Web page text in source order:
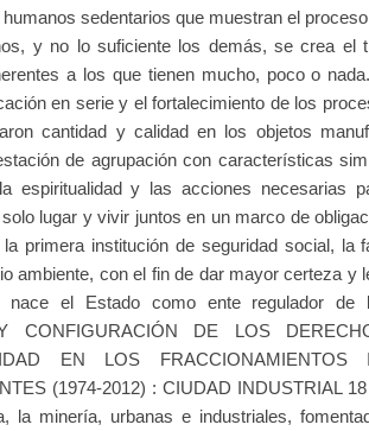
sedentarios que muestran el
y no lo suficiente los demás, se crea el
a los que tienen mucho, poco o
en serie y el fortalecimiento de los
cantidad y calidad en los objetos
de agrupación con características
espiritualidad y las acciones necesarias
lugar y vivir juntos en un marco de
primera institución de seguridad social, la
ambiente, con el fin de dar mayor certeza y
nace el Estado como ente regulador de
CONFIGURACIÓN DE LOS
EN LOS
(1974-2012) : CIUDAD INDUSTRIAL
la minería, urbanas e industriales,